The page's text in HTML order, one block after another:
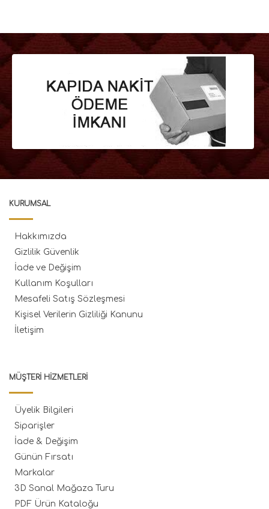
KURUMSAL
Hakkımızda
Gizlilik Güvenlik
İade ve Değişim
Kullanım Koşulları
Mesafeli Satış Sözleşmesi
Kişisel Verilerin Gizliliği Kanunu
İletişim
MÜŞTERI HIZMETLERI
Üyelik Bilgileri
Siparişler
İade & Değişim
Günün Fırsatı
Markalar
3D Sanal Mağaza Turu
PDF Ürün Kataloğu